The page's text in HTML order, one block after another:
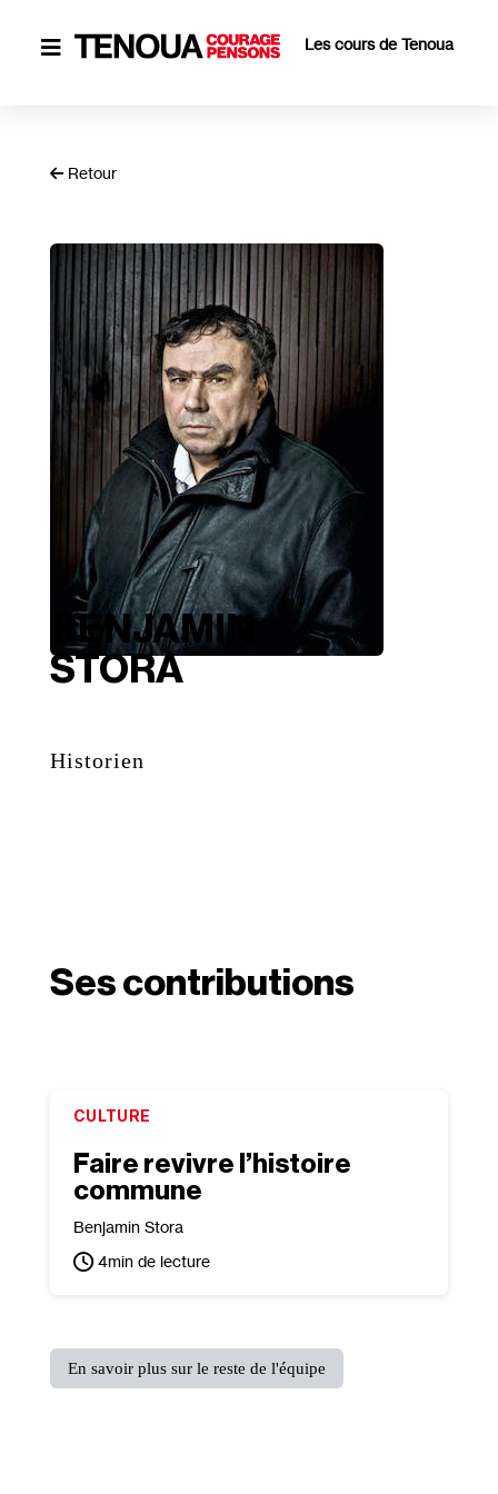
 Les cours de Tenoua
Retour
BENJAMIN
STORA
Historien
Ses contributions
CULTURE
Faire revivre l’histoire
commune
Benjamin Stora
4min de lecture
En savoir plus sur le reste de l'équipe